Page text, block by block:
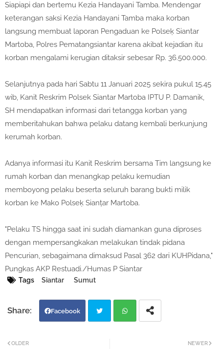
Siapiapi dan bertemu Kezia Handayani Tamba. Mendengar
keterangan saksi Kezia Handayani Tamba maka korban
langsung membuat laporan Pengaduan ke Polseķ Siantar
Martoba, Polres Pematangsiantar karena akibat kejadian itu
korban mengalami kerugian ditaksir sebesar Rp. 36.500.000.
Selanjutnya pada hari Sabtu 11 Januari 2025 sekira pukul 15.45
wib, Kanit Reskrim Polsek Siantar Martoba IPTU P. Damanik,
SH mendapatkan informasi dari tetangga korban yang
memberitahukan bahwa pelaku datang kembali berkunjung
kerumah korban.
Adanya informasi itu Kanit Reskrim bersama Tim langsung ke
rumah korban dan menangkap pelaku kemudian
memboyong pelaku beserta seluruh barang bukti milik
korban ke Mako Polseķ Sianțar Martoba.
"Pelaku TS hingga saat ini sudah diamankan guna diproses
dengan mempersangkakan melakukan tindak pidana
Pencurian, sebagaimana dimaksud Pasal 362 dari KUHPidana,"
Pungkas AKP Restuadi./Humas P Siantar
Tags Siantar Sumut
Facebook
NEWER
OLDER